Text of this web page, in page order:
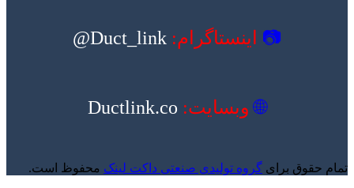
📷 اینستاگرام:
🌐 وبسایت:
تمام حقوق برای گروه تولیدی صنعتی داکت لینک محفوظ است.